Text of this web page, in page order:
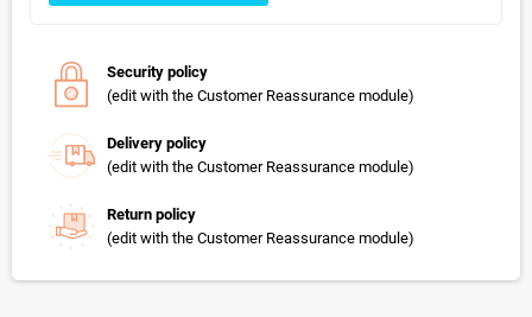
Security policy
(edit with the Customer Reassurance module)
Delivery policy
(edit with the Customer Reassurance module)
Return policy
(edit with the Customer Reassurance module)